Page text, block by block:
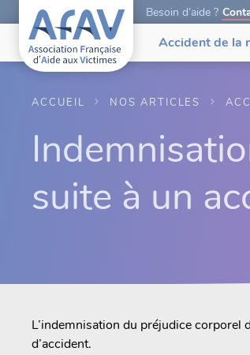
Besoin d’aide ?
Accident de la
ACCUEIL NOS ARTICLES
suite à un
L’indemnisation du préjudice corporel
d’accident.